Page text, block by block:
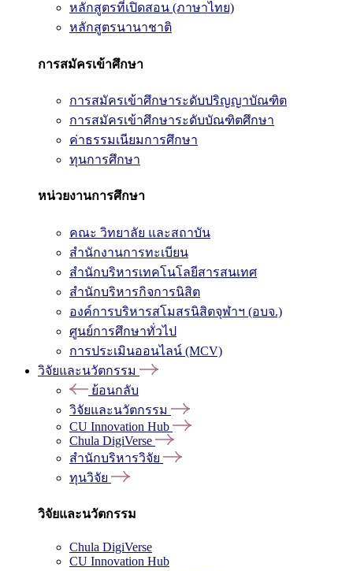
หลักสูตรที่เปิดสอน (ภาษาไทย)
หลักสูตรนานาชาติ
การสมัครเข้าศึกษา
การสมัครเข้าศึกษาระดับปริญญาบัณฑิต
การสมัครเข้าศึกษาระดับบัณฑิตศึกษา
ค่าธรรมเนียมการศึกษา
ทุนการศึกษา
หน่วยงานการศึกษา
คณะ วิทยาลัย และสถาบัน
สำนักงานการทะเบียน
สำนักบริหารเทคโนโลยีสารสนเทศ
สำนักบริหารกิจการนิสิต
องค์การบริหารสโมสรนิสิตจุฬาฯ (อบจ.)
ศูนย์การศึกษาทั่วไป
การประเมินออนไลน์ (MCV)
วิจัยและนวัตกรรม
ย้อนกลับ
วิจัยและนวัตกรรม
CU Innovation Hub
Chula DigiVerse
สำนักบริหารวิจัย
ทุนวิจัย
วิจัยและนวัตกรรม
Chula DigiVerse
CU Innovation Hub